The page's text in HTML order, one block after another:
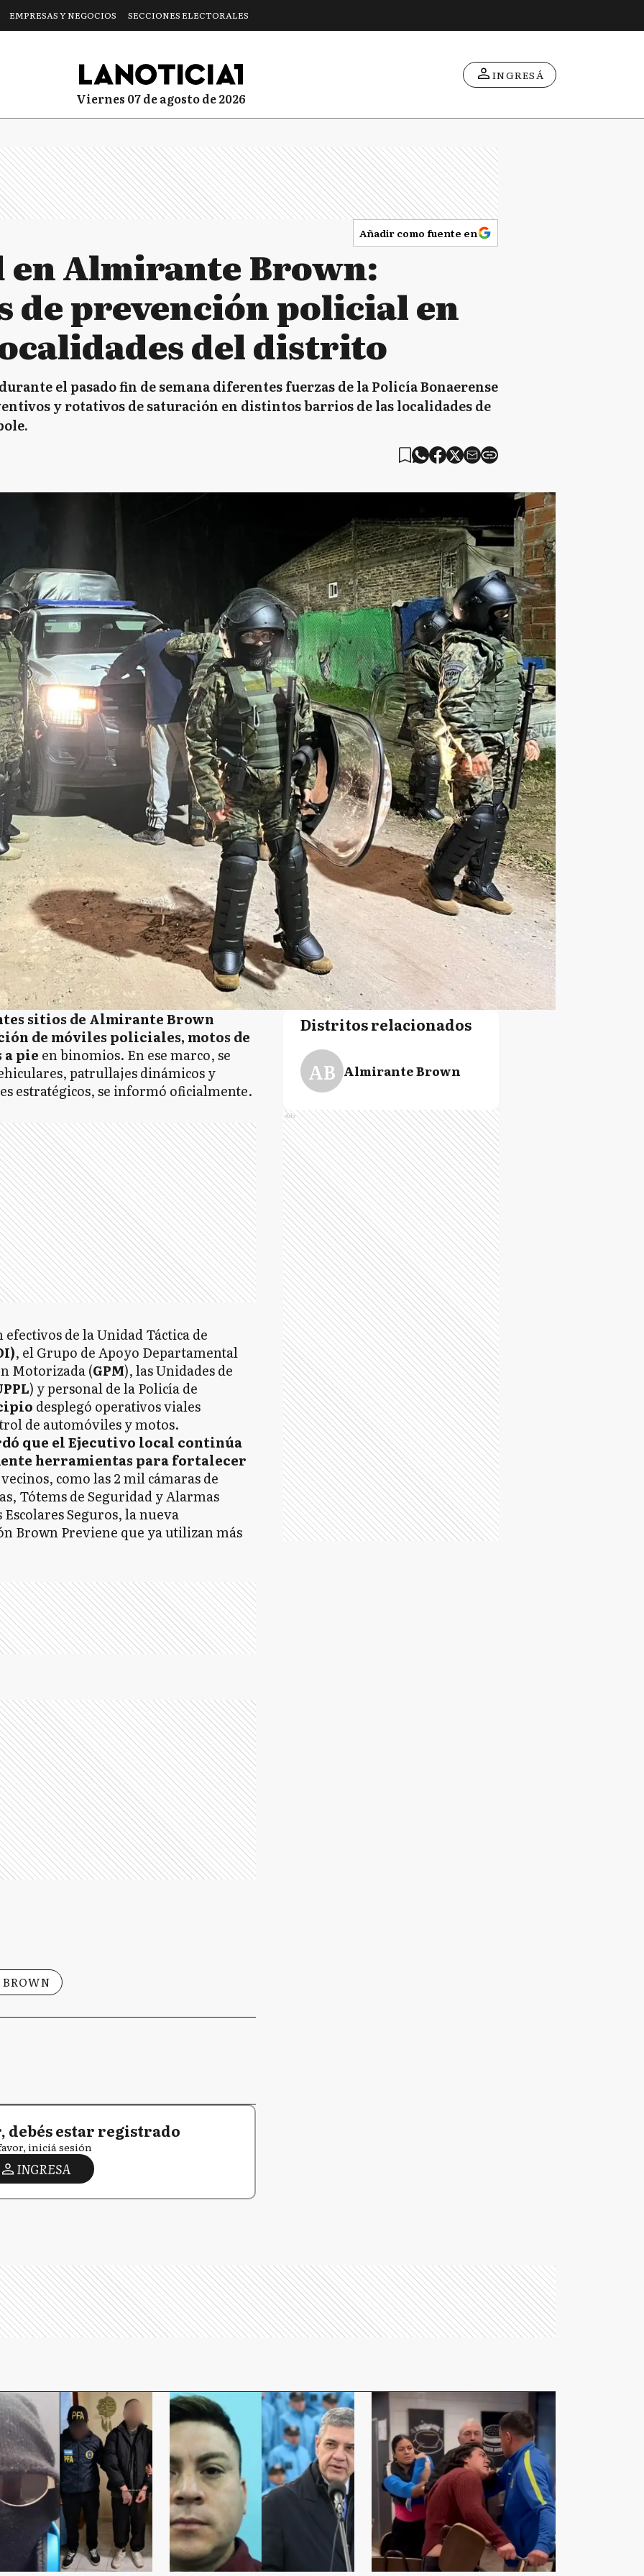
EMPRESAS Y NEGOCIOS SECCIONES ELECTORALES
viernes 07 de agosto de 2026
INGRESÁ
Añadir como fuente en
en Almirante Brown:
de prevención policial en
del distrito
el pasado fin de semana diferentes fuerzas de la Policía Bonaerense
y rotativos de saturación en distintos barrios de las localidades de
sitios de Almirante Brown
de móviles policiales, motos de
pie en binomios. En ese marco, se
patrullajes dinámicos y
estratégicos, se informó oficialmente.
de la Unidad Táctica de
, el Grupo de Apoyo Departamental
Motorizada (GPM), las Unidades de
) y personal de la Policía de
desplegó operativos viales
de automóviles y motos.
que el Ejecutivo local continúa
herramientas para fortalecer
como las 2 mil cámaras de
Tótems de Seguridad y Alarmas
Seguros, la nueva
Brown Previene que ya utilizan más
debés estar registrado
iniciá sesión
INGRESA
Distritos relacionados
AB Almirante Brown
Ads